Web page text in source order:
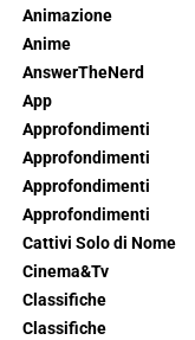
Animazione
Anime
AnswerTheNerd
App
Approfondimenti
Approfondimenti
Approfondimenti
Approfondimenti
Cattivi Solo di Nome
Cinema&Tv
Classifiche
Classifiche